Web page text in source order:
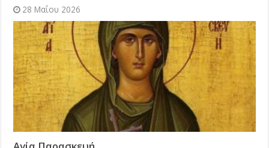
28 Μαΐου 2026